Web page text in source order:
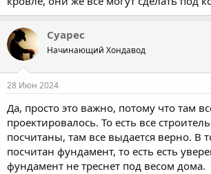
Суарес
Начинающий Хондавод
28 Июн 2024
Да, просто это важно, потому что там
проектировалось. То есть все
посчитаны, там все выдается верно. В
посчитан фундамент, то есть есть
фундамент не треснет под весом дома.